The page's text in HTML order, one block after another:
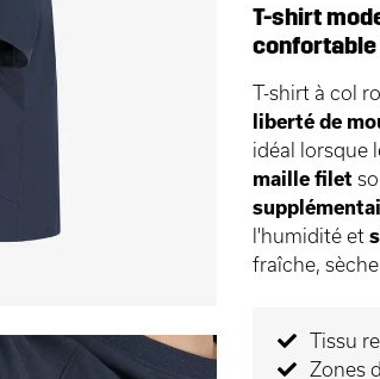
T-shirt
confortable
T-shirt à col
liberté de
idéal lorsque
maille filet
l'humidité et
fraîche,
Tissu
Zones